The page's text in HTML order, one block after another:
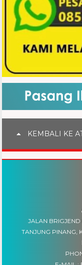
KEMBALI KE
JALAN
TANJUNG PINANG,